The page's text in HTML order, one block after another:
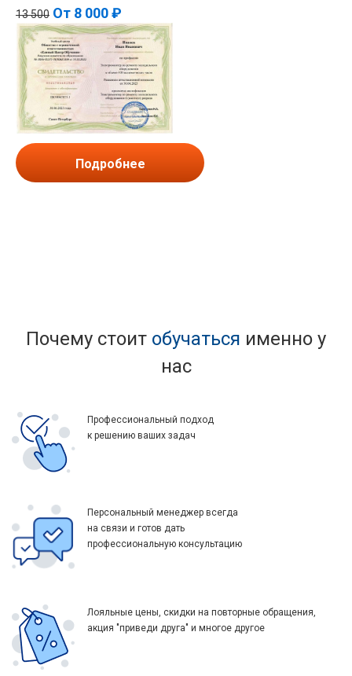
13 500 От 8 000 ₽
Подробнее
Почему стоит обучаться именно у
нас
Профессиональный подход
к решению ваших задач
Персональный менеджер всегда
на связи и готов дать
профессиональную консультацию
Лояльные цены, скидки на повторные обращения,
акция "приведи друга" и многое другое